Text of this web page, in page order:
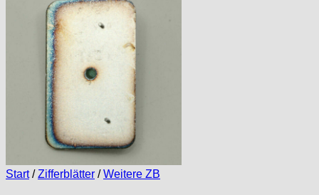
Start / Zifferblätter / Weitere ZB